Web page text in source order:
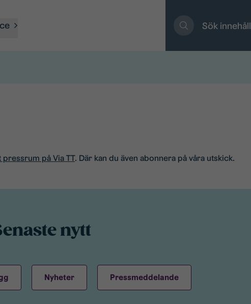
Sök innehåll
pressrum på Via TT. Där kan du även abonnera på våra utskick.
nytt
Nyheter Pressmeddelande